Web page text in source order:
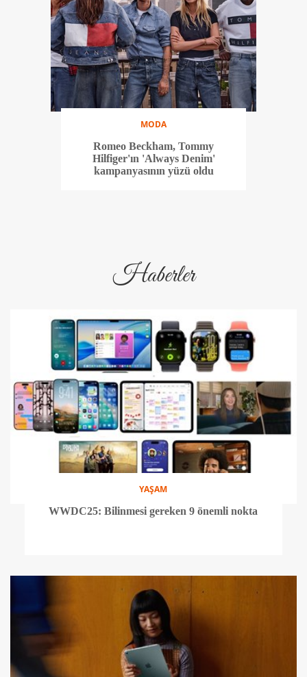
MODA
Romeo Beckham, Tommy
Hilfiger'ın 'Always Denim'
kampanyasının yüzü oldu
Haberler
YAŞAM
WWDC25: Bilinmesi gereken 9 önemli nokta